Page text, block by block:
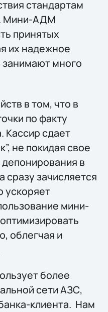
стандартам
Мини-АДМ
принятых
их надежное
много
в том, что в
по факту
Кассир сдает
не покидая свое
в
зачисляется
ускоряет
мини-
облегчая и
более
сети АЗС,
клиента. Нам